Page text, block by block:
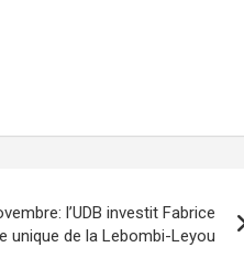
l’UDB investit Fabrice
unique de la Lebombi-Leyou